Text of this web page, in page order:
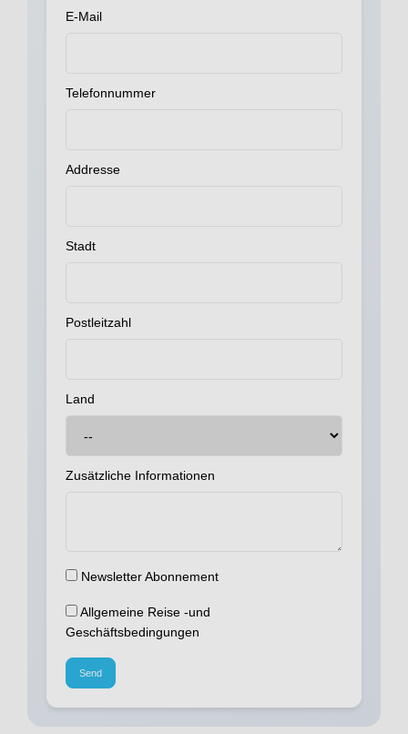
E-Mail
Telefonnummer
Addresse
Stadt
Postleitzahl
Land
Zusätzliche Informationen
Newsletter Abonnement
Allgemeine Reise -und
Geschäftsbedingungen
Send